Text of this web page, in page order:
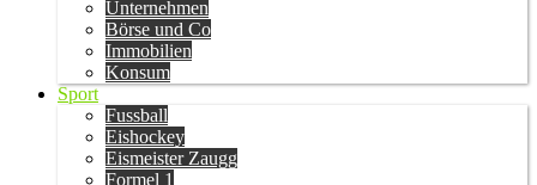
Unternehmen
Börse und Co
Immobilien
Konsum
Sport
Fussball
Eishockey
Eismeister Zaugg
Formel 1